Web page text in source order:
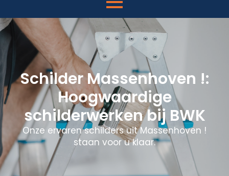
Schilder Massenhoven !:
Hoogwaardige
schilderwerken bij BWK
Onze ervaren schilders uit Massenhoven !
staan voor u klaar.